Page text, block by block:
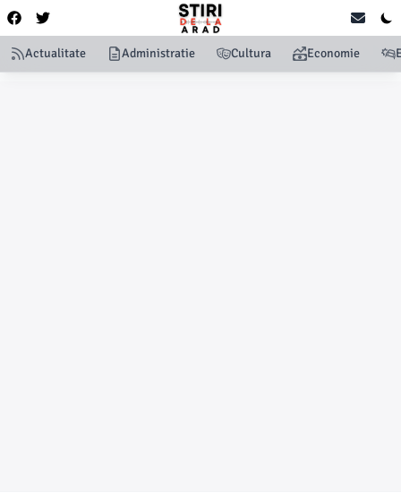
Actualitate Administratie Cultura Economie